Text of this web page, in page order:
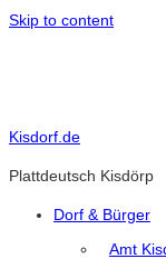
Skip to content
Kisdorf.de
Plattdeutsch Kisdörp
Dorf & Bürger
Amt